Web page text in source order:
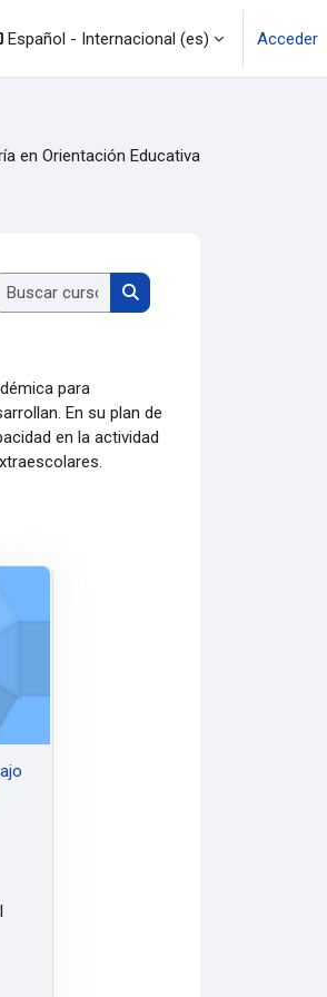
Español - Internacional ‎(es)‎ Acceder
en Orientación Educativa
Buscar cursos
Buscar cursos
para
En su plan de
en la actividad
preventivo en las condiciones de Cuba